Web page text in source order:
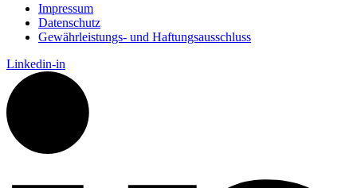
Impressum
Datenschutz
Gewährleistungs- und Haftungsausschluss
Linkedin-in